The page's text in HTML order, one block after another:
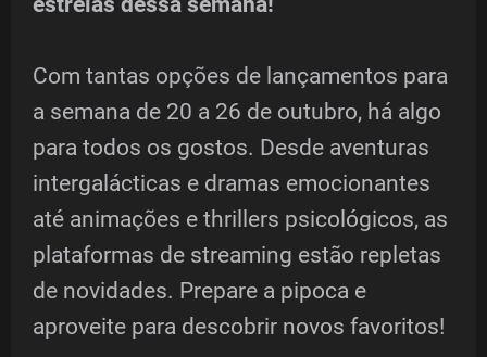
Com tantas opções de lançamentos para
a semana de 20 a 26 de outubro, há algo
para todos os gostos. Desde aventuras
intergalácticas e dramas emocionantes
até animações e thrillers psicológicos, as
plataformas de streaming estão repletas
de novidades. Prepare a pipoca e
aproveite para descobrir novos favoritos!